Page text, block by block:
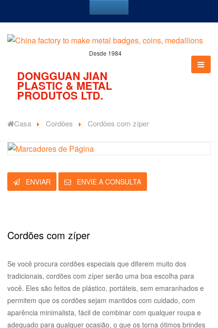
Desde 1984
DONGGUAN JIAN
PLASTIC & METAL
PRODUTOS LTD.
Casa Cordões Cordões com zíper
ENVIAR ENVIE A CONSULTA
Cordões com zíper
Se você procura cordões especiais que diferem muito dos
tradicionais, cordões com zíper serão uma boa escolha para
você. Eles são feitos de plástico, portáteis, sem emaranhados e
permitem que os cordões sejam mantidos com cuidado, com
aparência minimalista, fácil de combinar com qualquer roupa e
adequado para qualquer ocasião, o que os torna ótimos brindes